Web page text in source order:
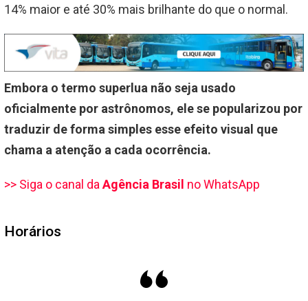
14% maior e até 30% mais brilhante do que o normal.
Embora o termo superlua não seja usado
oficialmente por astrônomos, ele se popularizou por
traduzir de forma simples esse efeito visual que
chama a atenção a cada ocorrência.
>> Siga o canal da Agência Brasil no WhatsApp
Horários